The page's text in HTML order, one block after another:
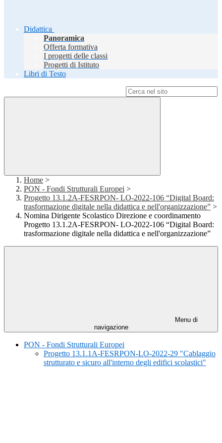
Didattica
Panoramica
Offerta formativa
I progetti delle classi
Progetti di Istituto
Libri di Testo
Home >
PON - Fondi Strutturali Europei >
Progetto 13.1.2A-FESRPON- LO-2022-106 “Digital Board:
trasformazione digitale nella didattica e nell'organizzazione” >
Nomina Dirigente Scolastico Direzione e coordinamento
Progetto 13.1.2A-FESRPON- LO-2022-106 “Digital Board:
trasformazione digitale nella didattica e nell'organizzazione”
Menu di
navigazione
PON - Fondi Strutturali Europei
Progetto 13.1.1A-FESRPON-LO-2022-29 "Cablaggio
strutturato e sicuro all'interno degli edifici scolastici"